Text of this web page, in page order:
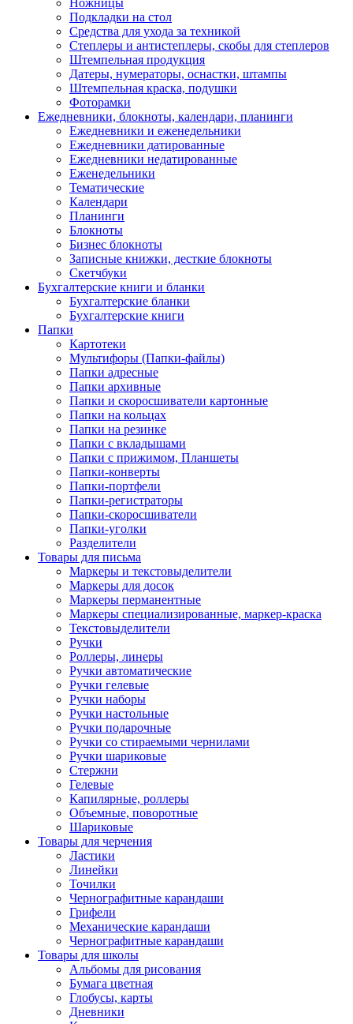
Ножницы
Подкладки на стол
Средства для ухода за техникой
Степлеры и антистеплеры, скобы для степлеров
Штемпельная продукция
Датеры, нумераторы, оснастки, штампы
Штемпельная краска, подушки
Фоторамки
Ежедневники, блокноты, календари, планинги
Ежедневники и еженедельники
Ежедневники датированные
Ежедневники недатированные
Еженедельники
Тематические
Календари
Планинги
Блокноты
Бизнес блокноты
Записные книжки, десткие блокноты
Скетчбуки
Бухгалтерские книги и бланки
Бухгалтерские бланки
Бухгалтерские книги
Папки
Картотеки
Мультифоры (Папки-файлы)
Папки адресные
Папки архивные
Папки и скоросшиватели картонные
Папки на кольцах
Папки на резинке
Папки с вкладышами
Папки с прижимом, Планшеты
Папки-конверты
Папки-портфели
Папки-регистраторы
Папки-скоросшиватели
Папки-уголки
Разделители
Товары для письма
Маркеры и текстовыделители
Маркеры для досок
Маркеры перманентные
Маркеры специализированные, маркер-краска
Текстовыделители
Ручки
Роллеры, линеры
Ручки автоматические
Ручки гелевые
Ручки наборы
Ручки настольные
Ручки подарочные
Ручки со стираемыми чернилами
Ручки шариковые
Стержни
Гелевые
Капилярные, роллеры
Объемные, поворотные
Шариковые
Товары для черчения
Ластики
Линейки
Точилки
Чернографитные карандаши
Грифели
Механические карандаши
Чернографитные карандаши
Товары для школы
Альбомы для рисования
Бумага цветная
Глобусы, карты
Дневники